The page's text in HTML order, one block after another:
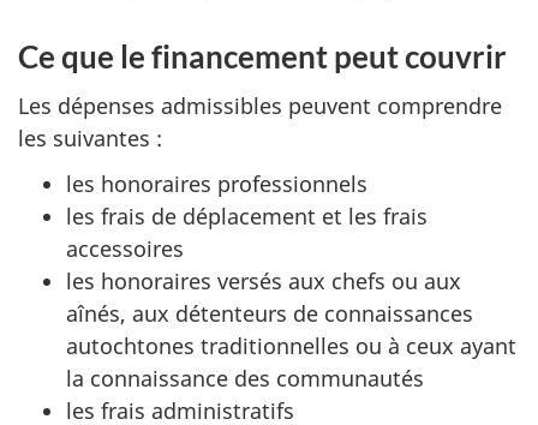
Ce que le financement peut couvrir
Les dépenses admissibles peuvent comprendre
les suivantes :
les honoraires professionnels
les frais de déplacement et les frais
accessoires
les honoraires versés aux chefs ou aux
aînés, aux détenteurs de connaissances
autochtones traditionnelles ou à ceux ayant
la connaissance des communautés
les frais administratifs